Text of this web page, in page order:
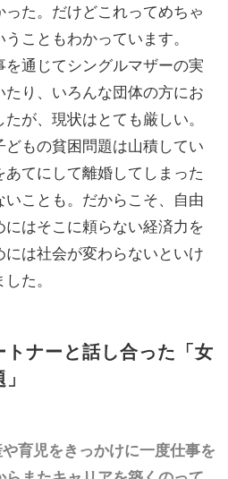
た。だけどこれってめちゃ
こともわかっています。
通じてシングルマザーの実
り、いろんな団体の方にお
が、現状はとても厳しい。
もの貧困問題は山積してい
てにして離婚してしまった
ことも。だからこそ、自由
はそこに頼らない経済力を
は社会が変わらないといけ
た。
ナーと話し合った「女
児をきっかけに一度仕事を